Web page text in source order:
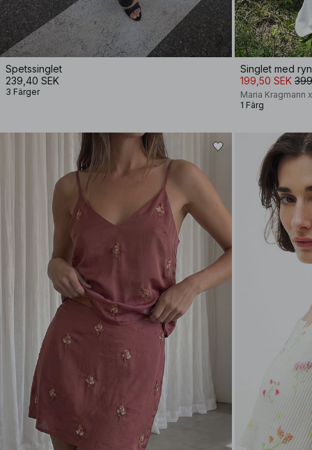
Spetssinglet
239,40 SEK
3 Färger
Singlet med
199,50 SEK
Maria Kragmann
1 Färg